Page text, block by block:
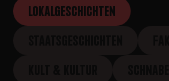
LOKALGESCHICHTEN